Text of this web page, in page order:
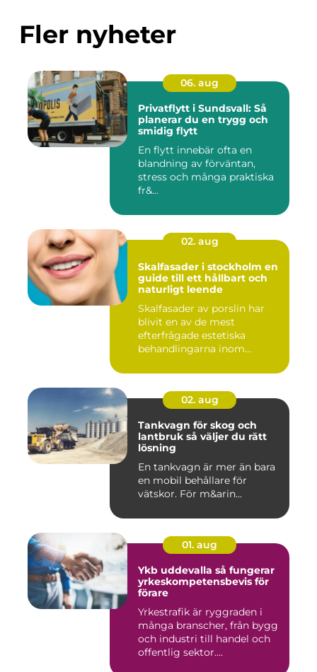
Fler nyheter
06. aug
Privatflytt i Sundsvall: Så
planerar du en trygg och
smidig flytt
En flytt innebär ofta en
blandning av förväntan,
stress och många praktiska
fr&...
02. aug
Skalfasader i stockholm en
guide till ett hållbart och
naturligt leende
Skalfasader av porslin har
blivit en av de mest
efterfrågade estetiska
behandlingarna inom
02. aug
Tankvagn för skog och
lantbruk så väljer du rätt
lösning
En tankvagn är mer än bara
en mobil behållare för
vätskor. För m&arin...
01. aug
Ykb uddevalla så fungerar
yrkeskompetensbevis för
förare
Yrkestrafik är ryggraden i
många branscher, från bygg
och industri till handel och
offentlig sektor....